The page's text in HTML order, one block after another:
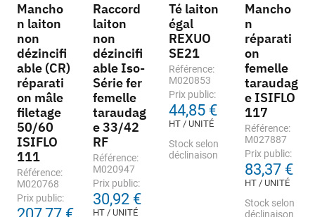
Mancho
n laiton
non
dézincifi
able (CR)
réparati
on mâle
filetage
50/60
ISIFLO
111
Référence:
M020768
Prix public:
Raccord
laiton
non
dézincifi
able Iso-
Série fer
femelle
taraudag
e 33/42
RF
Référence:
M020947
Prix public:
30,92 €
HT / UNITÉ
Té laiton
égal
REXUO
SE21
Référence:
M020853
Prix public:
44,85 €
HT / UNITÉ
Stock selon
déclinaison
Mancho
n
réparati
on
femelle
taraudag
e ISIFLO
117
Référence:
M027887
Prix public:
83,37 €
HT / UNITÉ
Stock selon
déclinaison